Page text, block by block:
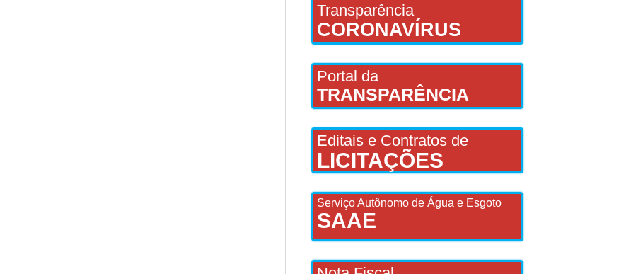
Transparência
CORONAVÍRUS
Portal da
TRANSPARÊNCIA
Editais e Contratos de
LICITAÇÕES
Serviço Autônomo de Água e Esgoto
SAAE